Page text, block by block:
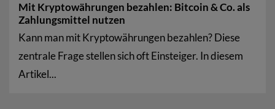
Mit Kryptowährungen bezahlen: Bitcoin & Co. als
Zahlungsmittel nutzen
Kann man mit Kryptowährungen bezahlen? Diese
zentrale Frage stellen sich oft Einsteiger. In diesem
Artikel...